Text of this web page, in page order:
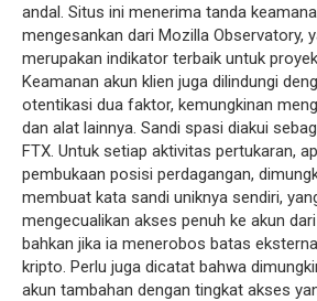
andal. Situs ini menerima tanda
mengesankan dari Mozilla Observatory,
merupakan indikator terbaik untuk
Keamanan akun klien juga dilindungi
otentikasi dua faktor, kemungkinan
dan alat lainnya. Sandi spasi diakui
FTX. Untuk setiap aktivitas pertukaran,
pembukaan posisi perdagangan,
membuat kata sandi uniknya sendiri,
mengecualikan akses penuh ke akun
bahkan jika ia menerobos batas
kripto. Perlu juga dicatat bahwa
akun tambahan dengan tingkat akses